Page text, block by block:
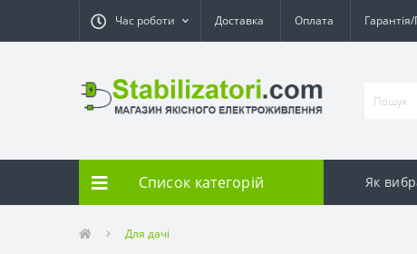
Час роботи Доставка Оплата
Список категорій Як
Для дачі